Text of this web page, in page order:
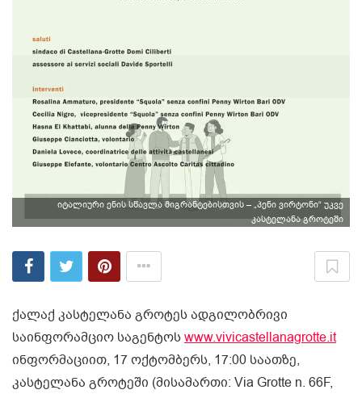
იტალიური ენის სწავლა მიგრანტებისთვის – „პენი ვირტონი“ უკვე
კასტელანა გროტეში
ქალაქ კასტელანა გროტეს ადგილობრივი
საინფორამციო საგენტოსwww.vivicastellanagrotte.it
ინფორმაციით, 17 ოქტომბერს, 17:00 საათზე,
კასტელანა გროტეში (მისამართი: Via Grotte n. 66F,